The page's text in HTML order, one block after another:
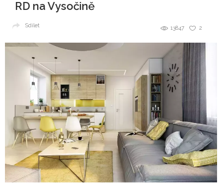
RD na Vysočině
2
13847
Sdílet